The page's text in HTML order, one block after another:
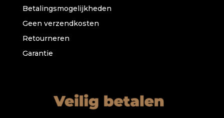
Betalingsmogelijkheden
Geen verzendkosten
Retourneren
Garantie